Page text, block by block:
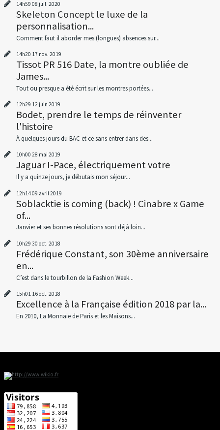
14h59 08 juil. 2020
Skeleton Concept le luxe de la
personnalisation...
Comment faut il aborder mes (longues) absences sur...
14h20 17 nov. 2019
Tissot PR 516 Date, la montre oubliée de
James...
Tout ou presque a été écrit sur les montres portées...
12h29 12 juin 2019
Bodet, prendre le temps de réinventer
l'histoire
À quelques jours du BAC et ce sans entrer dans des...
10h00 28 mai 2019
Jaguar I-Pace, électriquement votre
Il y a quinze jours, je débutais mon séjour...
12h1409 avril 2019
Soblacktie is coming (back) ! Cinabre x Game
of...
Janvier et ses bonnes résolutions sont déjà loin...
10h29 30 oct. 2018
Frédérique Constant, son 30ème anniversaire
en...
C’est dans le tourbillon de la Fashion Week...
15h01 16oct. 2018
Excellence à la Française édition 2018 par la...
En 2010, La Monnaie de Paris et les Maisons...